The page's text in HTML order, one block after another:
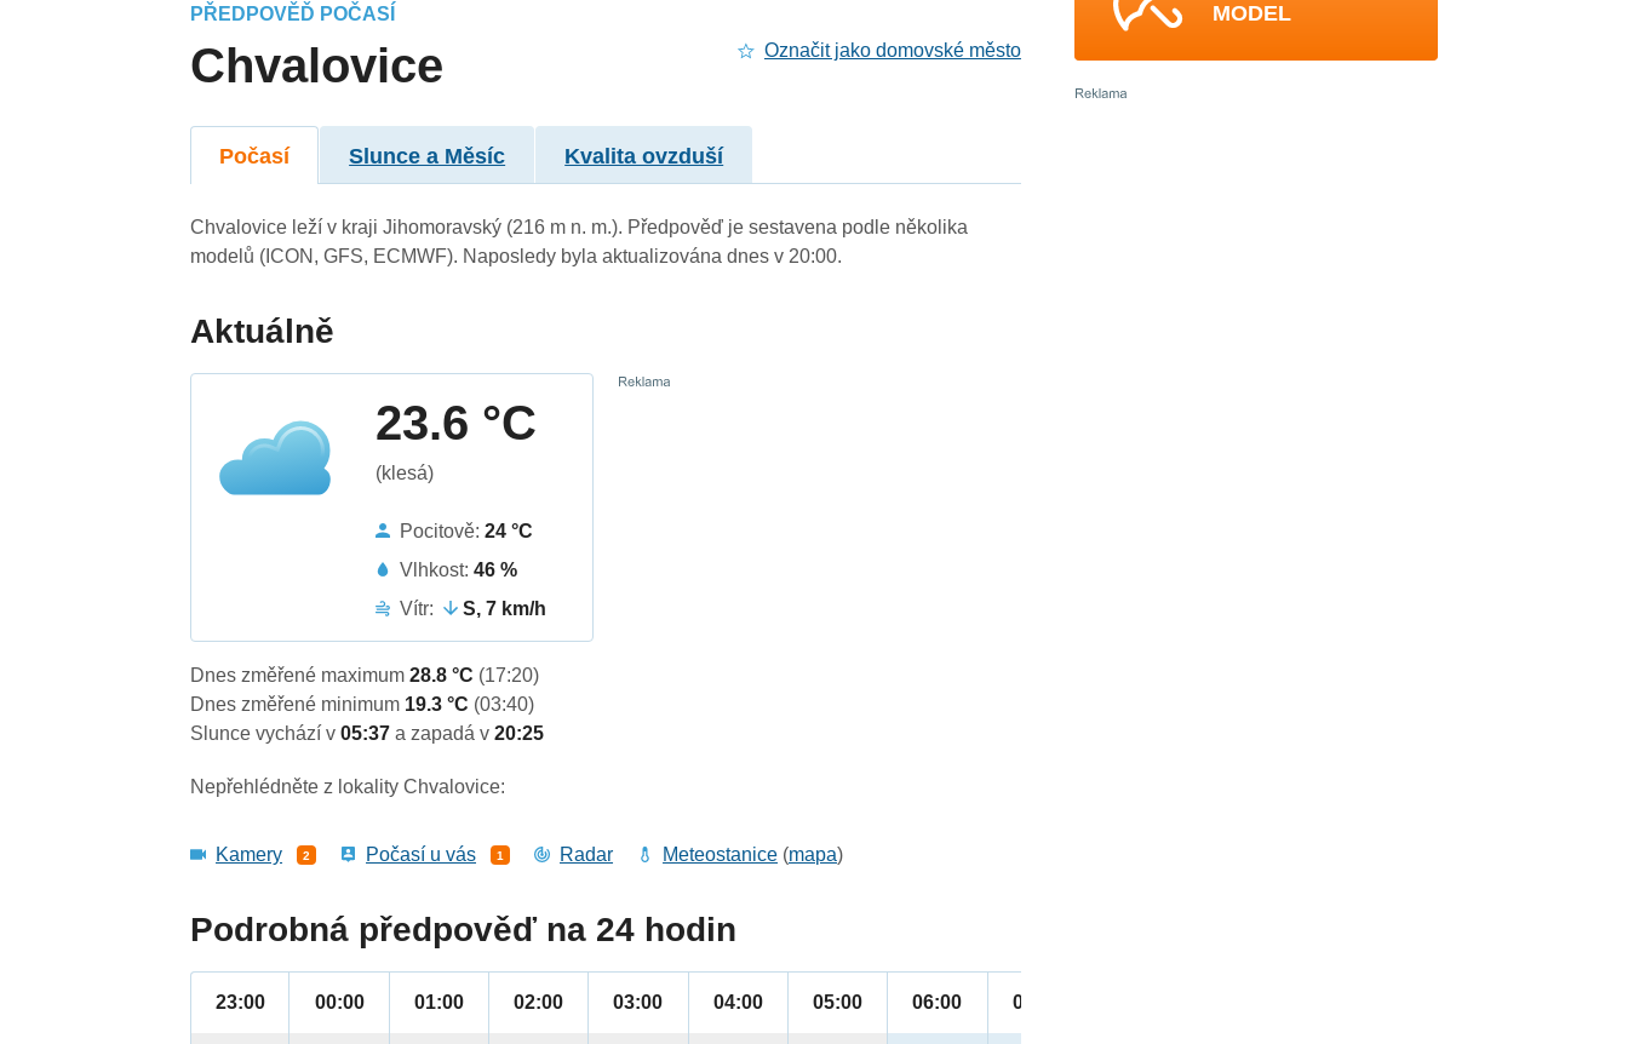
PŘEDPOVĚĎ POČASÍ
Chvalovice Označit jako domovské město
Počasí Slunce a Měsíc Kvalita ovzduší
Chvalovice leží v kraji Jihomoravský (216 m n. m.). Předpověď je sestavena podle několika
modelů (ICON, GFS, ECMWF). Naposledy byla aktualizována dnes v 20:00.
Aktuálně
23.6 °C
(klesá)
Pocitově:24 °C
Vlhkost:46 %
Vítr:
S, 7 km/h
Dnes změřené maximum28.8 °C (17:20)
Dnes změřené minimum 19.3 °C (03:40)
Slunce vychází v05:37a zapadá v20:25
Nepřehlédněte z lokality Chvalovice:
Kamery 2 Počasí u vás 1 Radar Meteostanice (mapa)
Podrobná předpověď na 24 hodin
23:00 00:00 01:00 02:00 03:00 04:00 05:00 06:00 07:00
MODEL